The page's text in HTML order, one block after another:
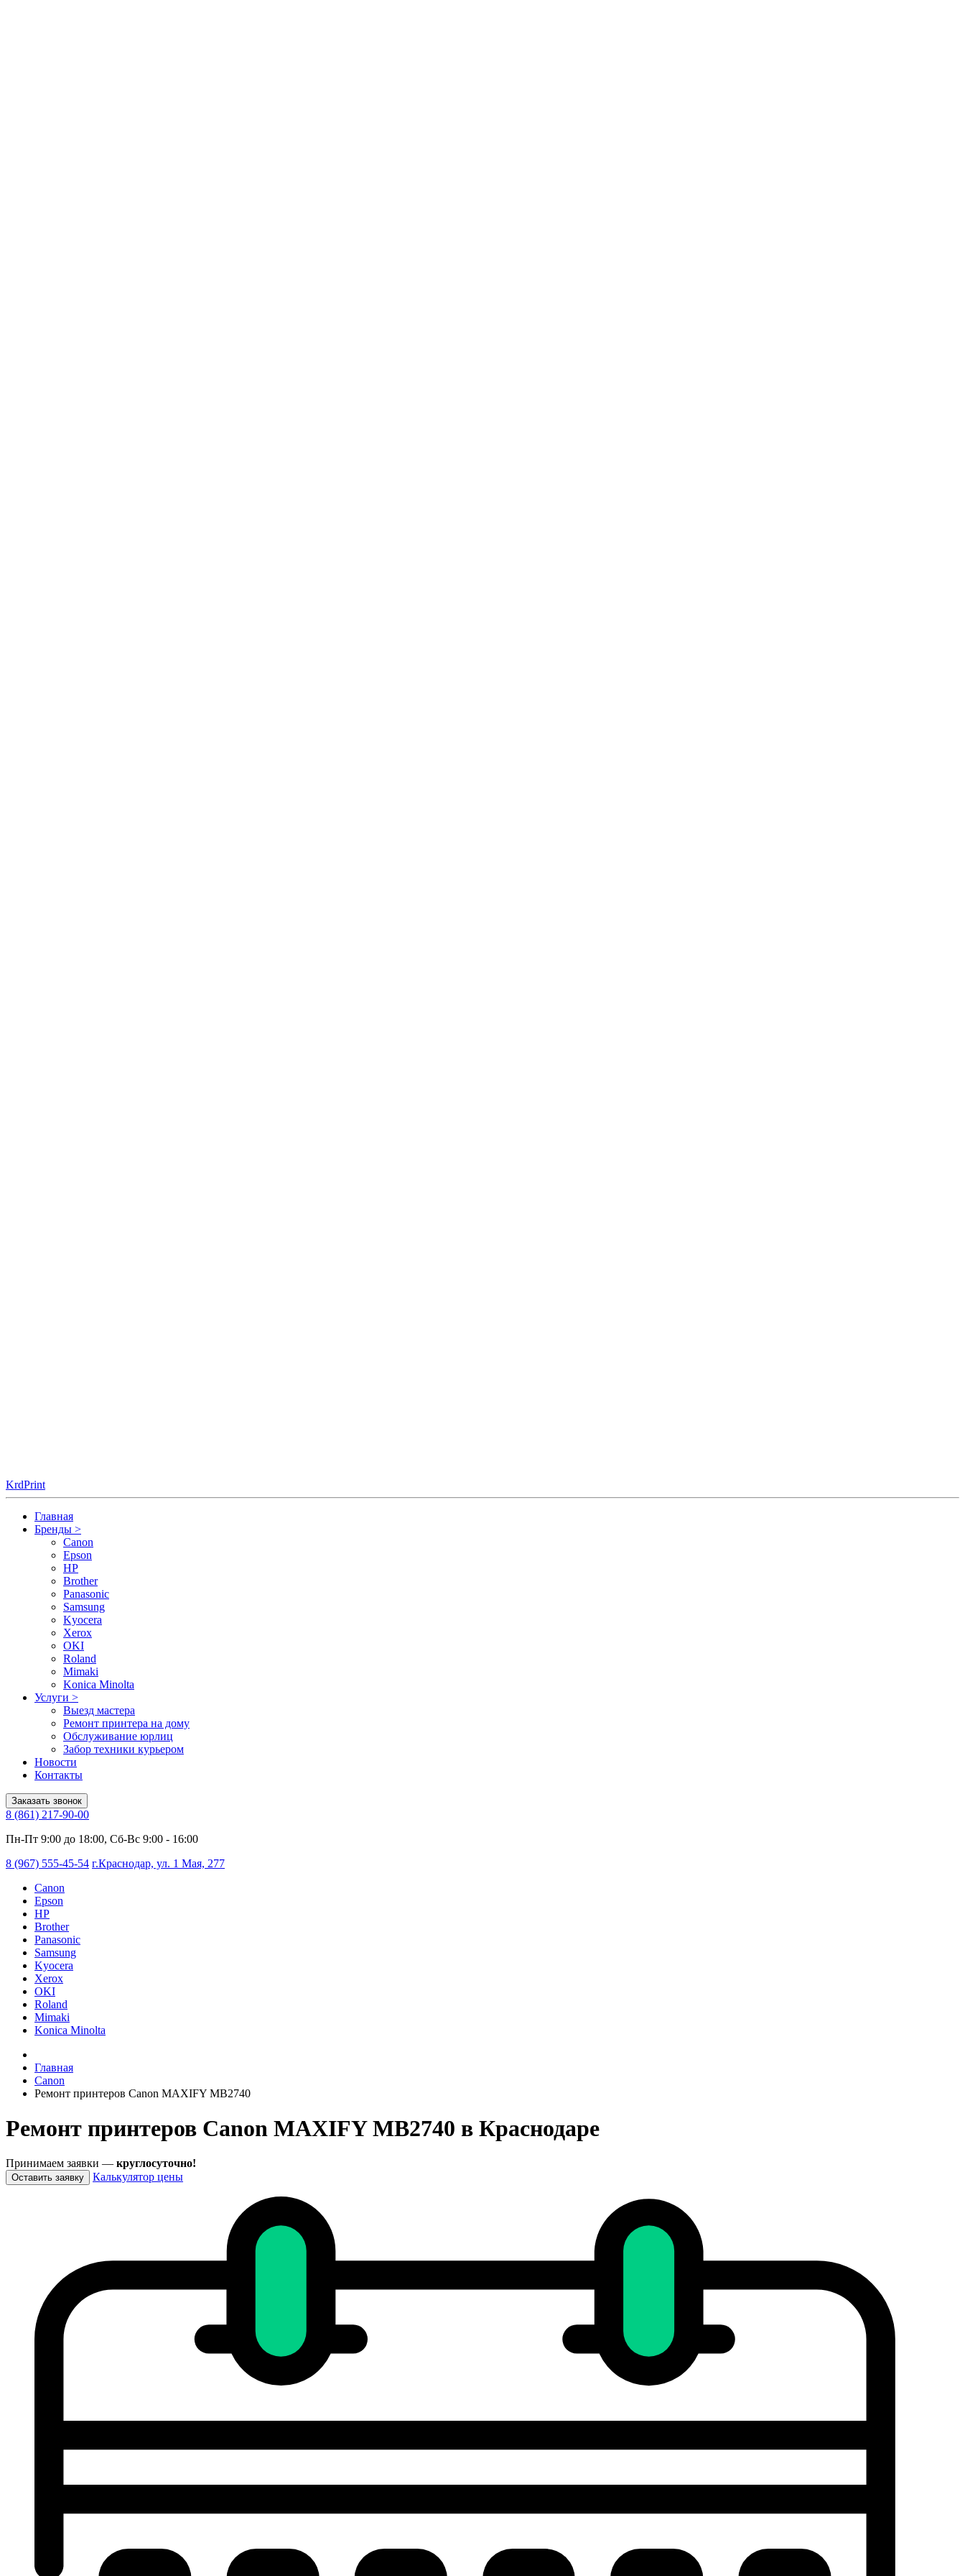
KrdPrint
Главная
Бренды >
Canon
Epson
HP
Brother
Panasonic
Samsung
Kyocera
Xerox
OKI
Roland
Mimaki
Konica Minolta
Услуги >
Выезд мастера
Ремонт принтера на дому
Обслуживание юрлиц
Забор техники курьером
Новости
Контакты
Заказать звонок
8 (861) 217-90-00
Пн-Пт 9:00 до 18:00, Сб-Вс 9:00 - 16:00
8 (967) 555-45-54 г.Краснодар, ул. 1 Мая, 277
Canon
Epson
HP
Brother
Panasonic
Samsung
Kyocera
Xerox
OKI
Roland
Mimaki
Konica Minolta
Главная
Canon
Ремонт принтеров Canon MAXIFY MB2740
Ремонт принтеров Canon MAXIFY MB2740 в Краснодаре
Принимаем заявки — круглосуточно!
Оставить заявку Калькулятор цены